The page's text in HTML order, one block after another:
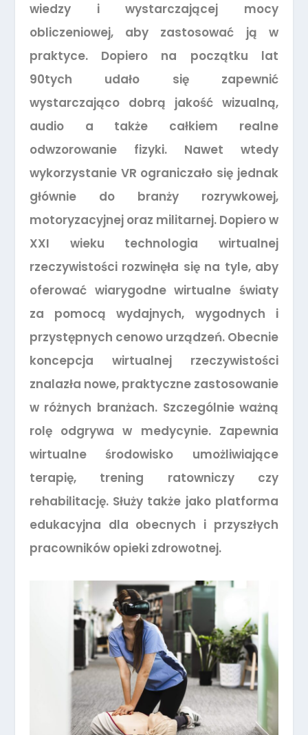
wiedzy i wystarczającej mocy
obliczeniowej, aby zastosować ją w
praktyce. Dopiero na początku lat
90tych udało się zapewnić
wystarczająco dobrą jakość wizualną,
audio a także całkiem realne
odwzorowanie fizyki. Nawet wtedy
wykorzystanie VR ograniczało się jednak
głównie do branży rozrywkowej,
motoryzacyjnej oraz militarnej. Dopiero w
XXI wieku technologia wirtualnej
rzeczywistości rozwinęła się na tyle, aby
oferować wiarygodne wirtualne światy
za pomocą wydajnych, wygodnych i
przystępnych cenowo urządzeń. Obecnie
koncepcja wirtualnej rzeczywistości
znalazła nowe, praktyczne zastosowanie
w różnych branżach. Szczególnie ważną
rolę odgrywa w medycynie. Zapewnia
wirtualne środowisko umożliwiające
terapię, trening ratowniczy czy
rehabilitację. Służy także jako platforma
edukacyjna dla obecnych i przyszłych
pracowników opieki zdrowotnej.